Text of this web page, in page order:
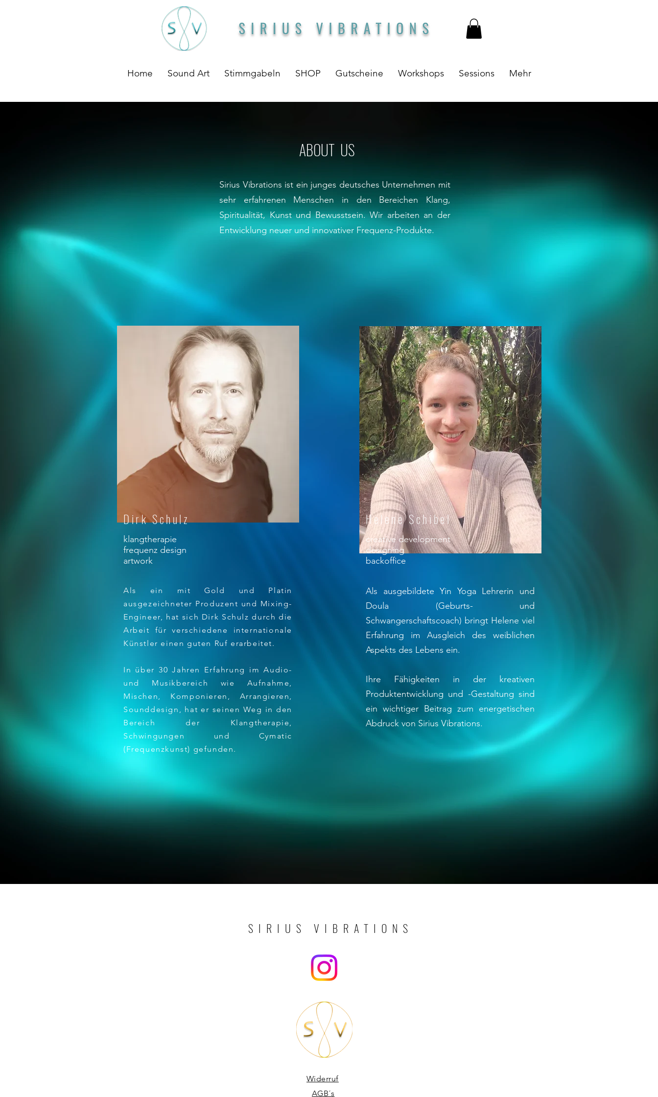
Home Sound Art Stimmgabeln SHOP Gutscheine Workshops Sessions Mehr
ABOUT US
Sirius Vibrations ist ein junges deutsches Unternehmen mit
sehr erfahrenen Menschen in den Bereichen Klang,
Spiritualität, Kunst und Bewusstsein. Wir arbeiten an der
Entwicklung neuer und innovativer Frequenz-Produkte.
Dirk Schulz
klangtherapie
frequenz design
artwork
Als ein mit Gold und Platin
ausgezeichneter Produzent und Mixing-
Engineer, hat sich Dirk Schulz durch die
Arbeit für verschiedene internationale
Künstler einen guten Ruf erarbeitet.
In über 30 Jahren Erfahrung im Audio-
und Musikbereich wie Aufnahme,
Mischen, Komponieren, Arrangieren,
Sounddesign, hat er seinen Weg in den
Bereich der Klangtherapie,
Schwingungen und Cymatic
(Frequenzkunst) gefunden.
Helene Schibel
creative development
designing
backoffice
Als ausgebildete Yin Yoga Lehrerin und
Doula (Geburts- und
Schwangerschaftscoach) bringt Helene viel
Erfahrung im Ausgleich des weiblichen
Aspekts des Lebens ein.
Ihre Fähigkeiten in der kreativen
Produktentwicklung und -Gestaltung sind
ein wichtiger Beitrag zum energetischen
Abdruck von Sirius Vibrations.
SIRIUS VIBRATIONS
Widerruf
AGB´s